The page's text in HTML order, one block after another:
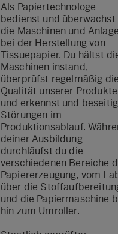
Als Papiertechnologe
bedienst und überwachst
die Maschinen und
bei der Herstellung von
Tissuepapier. Du hältst
Maschinen instand,
überprüfst regelmäßig
Qualität unserer Produkte
und erkennst und
Störungen im
Produktionsablauf.
deiner Ausbildung
durchläufst du die
verschiedenen Bereiche
Papiererzeugung, vom
über die
und die Papiermaschine
hin zum Umroller.